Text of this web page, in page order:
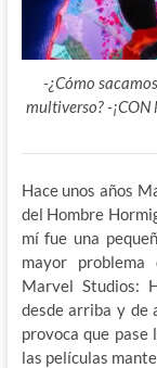
-¿Cómo
multiverso? -¡CON
Hace unos años
del Hombre
mí fue una
mayor
Marvel Studios:
desde arriba y de
provoca que pase
las películas